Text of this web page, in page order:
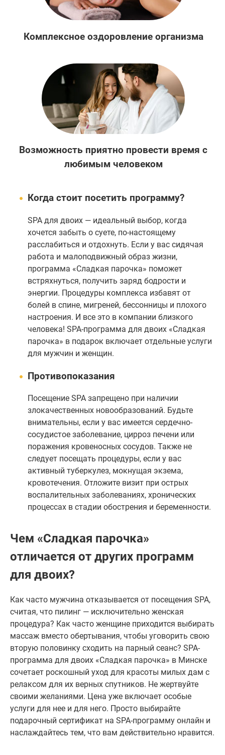
Комплексное оздоровление организма
Возможность приятно провести время с
любимым человеком
Когда стоит посетить программу?
SPA для двоих — идеальный выбор, когда
хочется забыть о суете, по-настоящему
расслабиться и отдохнуть. Если у вас сидячая
работа и малоподвижный образ жизни,
программа «Сладкая парочка» поможет
встряхнуться, получить заряд бодрости и
энергии. Процедуры комплекса избавят от
болей в спине, мигреней, бессонницы и плохого
настроения. И все это в компании близкого
человека! SPA-программа для двоих «Сладкая
парочка» в подарок включает отдельные услуги
для мужчин и женщин.
Противопоказания
Посещение SPA запрещено при наличии
злокачественных новообразований. Будьте
внимательны, если у вас имеется сердечно-
сосудистое заболевание, цирроз печени или
поражения кровеносных сосудов. Также не
следует посещать процедуры, если у вас
активный туберкулез, мокнущая экзема,
кровотечения. Отложите визит при острых
воспалительных заболеваниях, хронических
процессах в стадии обострения и беременности.
Чем «Сладкая парочка»
отличается от других программ
для двоих?
Как часто мужчина отказывается от посещения SPA,
считая, что пилинг — исключительно женская
процедура? Как часто женщине приходится выбирать
массаж вместо обертывания, чтобы уговорить свою
вторую половинку сходить на парный сеанс? SPA-
программа для двоих «Сладкая парочка» в Минске
сочетает роскошный уход для красоты милых дам с
релаксом для их верных спутников. Не жертвуйте
своими желаниями. Цена уже включает особые
услуги для нее и для него. Просто выбирайте
подарочный сертификат на SPA-программу онлайн и
наслаждайтесь тем, что вам действительно нравится.